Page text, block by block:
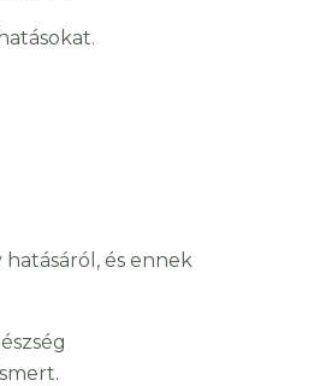
és ennek